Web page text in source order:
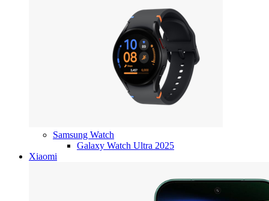
Samsung Watch
Galaxy Watch Ultra 2025
Xiaomi